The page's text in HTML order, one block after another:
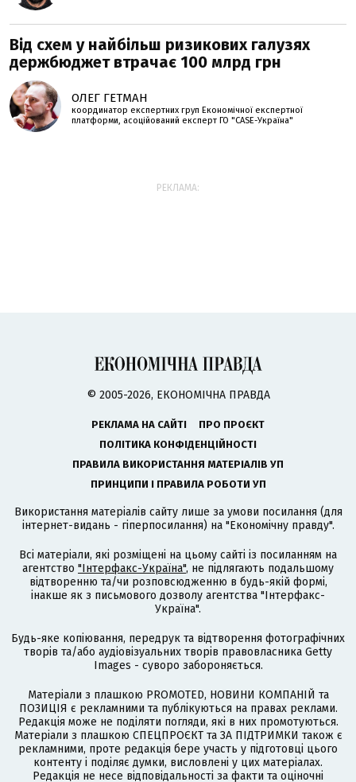
Від схем у найбільш ризикових галузях
держбюджет втрачає 100 млрд грн
ОЛЕГ ГЕТМАН
координатор експертних груп Економічної експертної
платформи, асоційований експерт ГО "CASE-Україна"
РЕКЛАМА:
© 2005-2026, ЕКОНОМІЧНА ПРАВДА
РЕКЛАМА НА САЙТІ
ПРО ПРОЄКТ
ПОЛІТИКА КОНФІДЕНЦІЙНОСТІ
ПРАВИЛА ВИКОРИСТАННЯ МАТЕРІАЛІВ УП
ПРИНЦИПИ І ПРАВИЛА РОБОТИ УП
Використання матеріалів сайту лише за умови посилання (для
інтернет-видань - гіперпосилання) на "Економічну правду".
Всі матеріали, які розміщені на цьому сайті із посиланням на
агентство "Інтерфакс-Україна", не підлягають подальшому
відтворенню та/чи розповсюдженню в будь-якій формі,
інакше як з письмового дозволу агентства "Інтерфакс-
Україна".
Будь-яке копіювання, передрук та відтворення фотографічних
творів та/або аудіовізуальних творів правовласника Getty
Images - суворо забороняється.
Матеріали з плашкою PROMOTED, НОВИНИ КОМПАНІЙ та
ПОЗИЦІЯ є рекламними та публікуються на правах реклами.
Редакція може не поділяти погляди, які в них промотуються.
Матеріали з плашкою СПЕЦПРОЄКТ та ЗА ПІДТРИМКИ також є
рекламними, проте редакція бере участь у підготовці цього
контенту і поділяє думки, висловлені у цих матеріалах.
Редакція не несе відповідальності за факти та оціночні